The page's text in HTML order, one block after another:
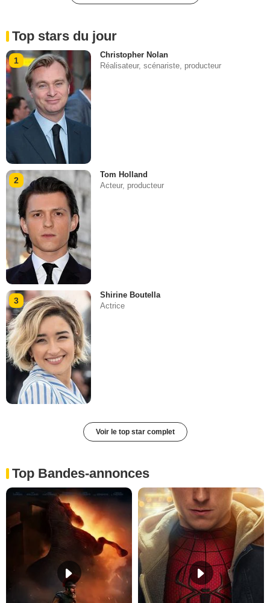
Top stars du jour
1
Christopher Nolan
Réalisateur, scénariste, producteur
2
Tom Holland
Acteur, producteur
3
Shirine Boutella
Actrice
Voir le top star complet
Top Bandes-annonces